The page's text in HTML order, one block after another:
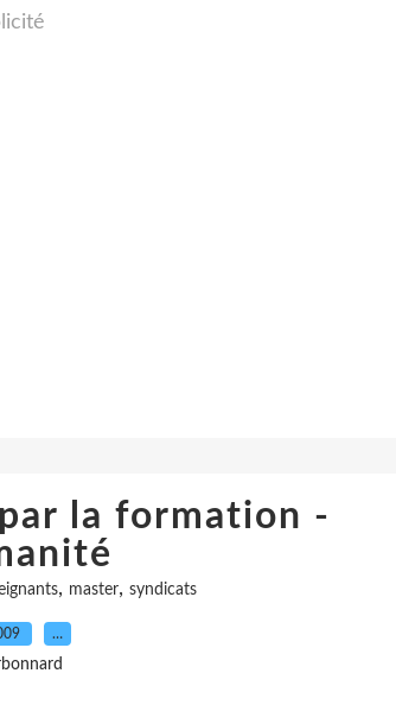
la formation -
, master, syndicats
…